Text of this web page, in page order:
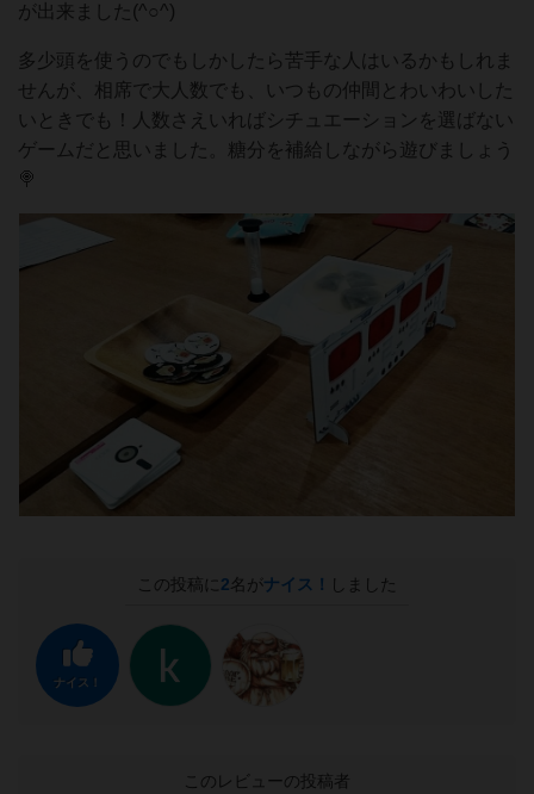
が出来ました(^○^)
多少頭を使うのでもしかしたら苦手な人はいるかもしれま
せんが、相席で大人数でも、いつもの仲間とわいわいした
いときでも！人数さえいればシチュエーションを選ばない
ゲームだと思いました。糖分を補給しながら遊びましょう
🍭
この投稿に 2名がナイス！ しました
ナイス！
このレビューの投稿者